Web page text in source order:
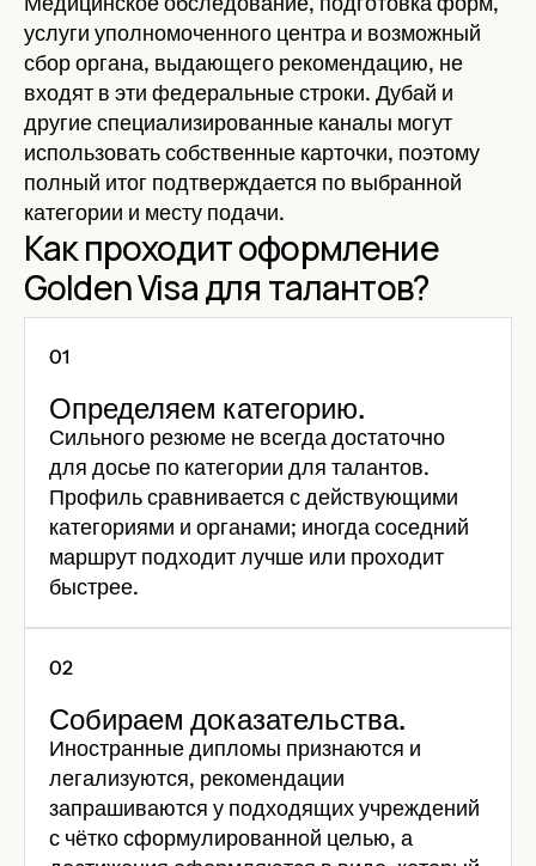
услуги уполномоченного центра и возможный
сбор органа, выдающего рекомендацию, не
входят в эти федеральные строки. Дубай и
другие специализированные каналы могут
использовать собственные карточки, поэтому
полный итог подтверждается по выбранной
категории и месту подачи.
Как проходит оформление
Golden Visa для талантов?
Определяем категорию.
Сильного резюме не всегда достаточно
для досье по категории для талантов.
Профиль сравнивается с действующими
категориями и органами; иногда соседний
маршрут подходит лучше или проходит
быстрее.
Собираем доказательства.
Иностранные дипломы признаются и
легализуются, рекомендации
запрашиваются у подходящих учреждений
с чётко сформулированной целью, а